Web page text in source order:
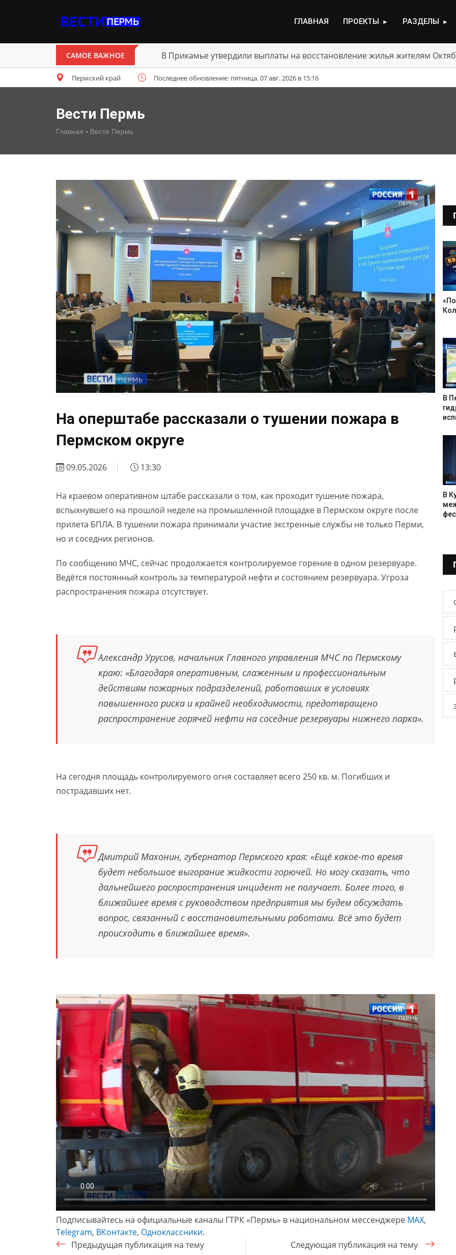
ГЛАВНАЯ ПРОЕКТЫ ► РАЗДЕЛЫ ►
САМОЕ ВАЖНОЕ В Прикамье утвердили выплаты на восстановление жилья жителям
Пермский край Последнее обновление: пятница, 07 авг. 2026 в 15:16
Вести Пермь
Главная - Вести Пермь
На оперштабе рассказали о тушении пожара в
Пермском округе
09.05.2026 13:30
На краевом оперативном штабе рассказали о том, как проходит тушение пожара,
вспыхнувшего на прошлой неделе на промышленной площадке в Пермском округе после
прилета БПЛА. В тушении пожара принимали участие экстренные службы не только Перми,
но и соседних регионов.
По сообщению МЧС, сейчас продолжается контролируемое горение в одном резервуаре.
Ведётся постоянный контроль за температурой нефти и состоянием резервуара. Угроза
распространения пожара отсутствует.
Александр Урусов, начальник Главного управления МЧС по Пермскому
краю: «Благодаря оперативным, слаженным и профессиональным
действиям пожарных подразделений, работавших в условиях
повышенного риска и крайней необходимости, предотвращено
распространение горячей нефти на соседние резервуары нижнего парка».
На сегодня площадь контролируемого огня составляет всего 250 кв. м. Погибших и
пострадавших нет.
Дмитрий Махонин, губернатор Пермского края: «Ещё какое-то время
будет небольшое выгорание жидкости горючей. Но могу сказать, что
дальнейшего распространения инцидент не получает. Более того, в
ближайшее время с руководством предприятия мы будем обсуждать
вопрос, связанный с восстановительными работами. Всё это будет
происходить в ближайшее время».
Подписывайтесь на официальные каналы ГТРК «Пермь» в национальном мессенджере МАХ,
Telegram, ВКонтакте, Одноклассники.
Предыдущая публикация на тему
Следующая публикация на тему
В
В